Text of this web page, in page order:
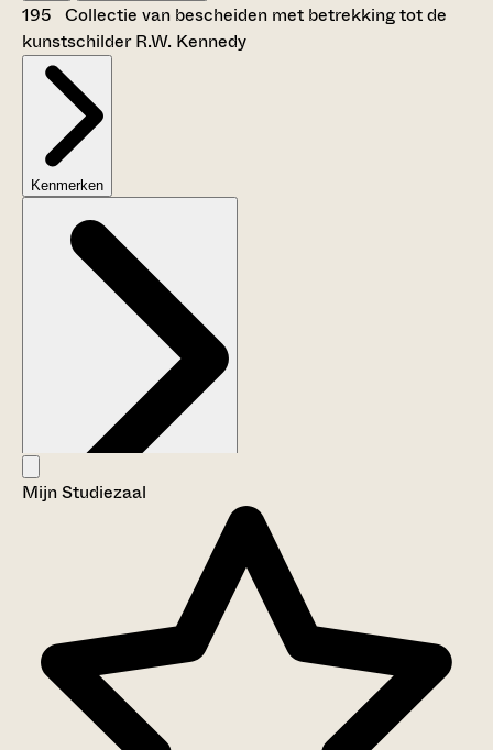
195 Collectie van bescheiden met betrekking tot de
kunstschilder R.W. Kennedy
Kenmerken
Aanwijzingen voor de gebruiker
Inleiding
Mijn Studiezaal